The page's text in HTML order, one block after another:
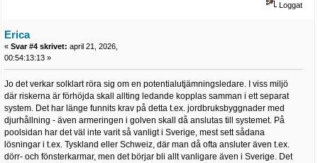
Loggat
Erica
« Svar #4 skrivet: april 21, 2026,
00:54:13:13 »
Jo det verkar solklart röra sig om en potentialutjämningsledare. I viss miljö
där riskerna är förhöjda skall allting ledande kopplas samman i ett separat
system. Det har länge funnits krav på detta t.ex. jordbruksbyggnader med
djurhållning - även armeringen i golven skall då anslutas till systemet. På
poolsidan har det väl inte varit så vanligt i Sverige, mest sett sådana
lösningar i t.ex. Tyskland eller Schweiz, där man då ofta ansluter även t.ex.
dörr- och fönsterkarmar, men det börjar bli allt vanligare även i Sverige. Det